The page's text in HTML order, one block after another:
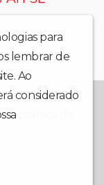
para
lembrar de
Ao
considerado
é Sucesso no ar,
Para nossos